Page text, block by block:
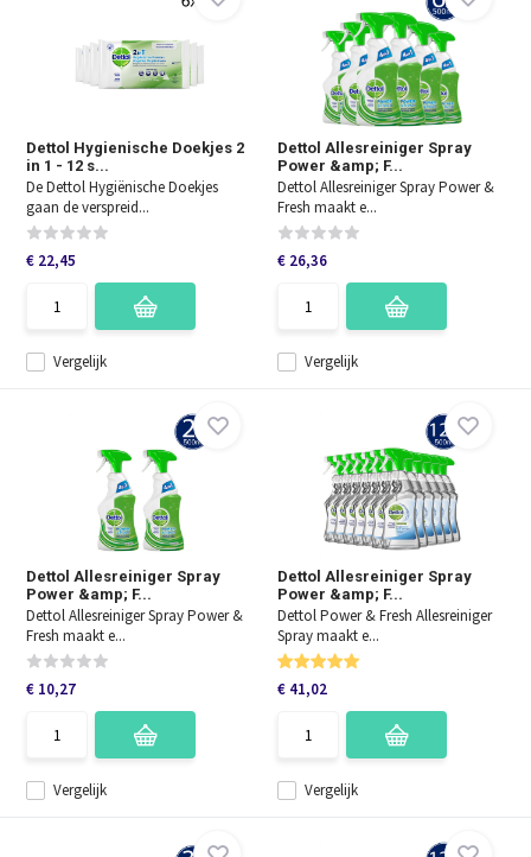
Dettol Hygienische Doekjes 2
in 1 - 12 s...
De Dettol Hygiënische Doekjes
gaan de verspreid...
Vergelijk
€ 22,45
Dettol Allesreiniger Spray
Power &amp; F...
Dettol Allesreiniger Spray Power &
Fresh maakt e...
Vergelijk
€ 26,36
Dettol Allesreiniger Spray
Power &amp; F...
Dettol Allesreiniger Spray Power &
Fresh maakt e...
Vergelijk
€ 10,27
Dettol Allesreiniger Spray
Power &amp; F...
Dettol Power & Fresh Allesreiniger
Spray maakt e...
Vergelijk
€ 41,02